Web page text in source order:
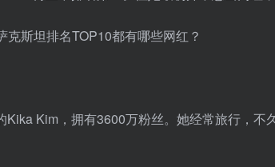
Kim，拥有3600万粉丝。她经常旅行，不